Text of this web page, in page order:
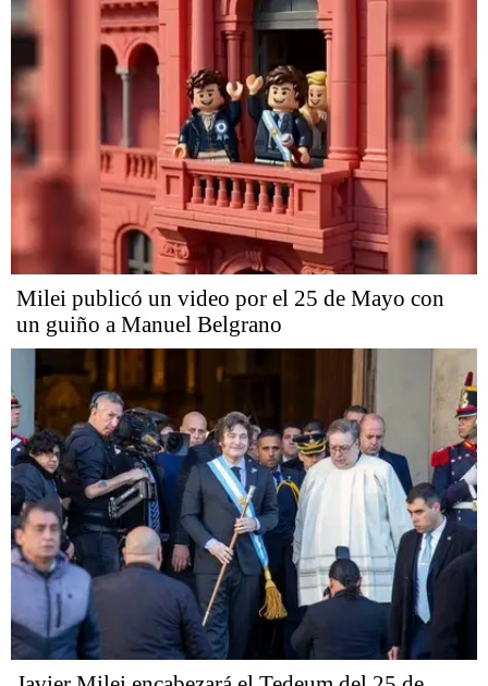
Milei publicó un video por el 25 de Mayo con
un guiño a Manuel Belgrano